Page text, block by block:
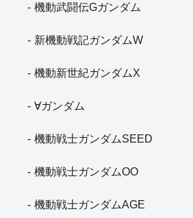
機動武闘伝Gガンダム
新機動戦記ガンダムW
機動新世紀ガンダムX
∀ガンダム
機動戦士ガンダムSEED
機動戦士ガンダムOO
機動戦士ガンダムAGE